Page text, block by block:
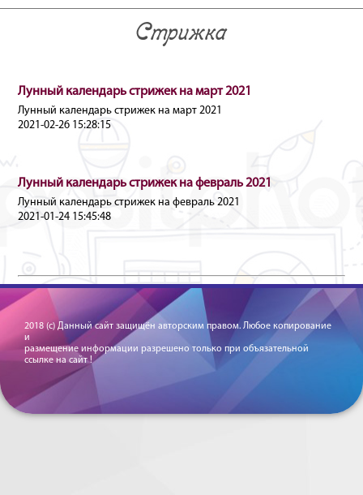
Стрижка
Лунный календарь стрижек на март 2021
Лунный календарь стрижек на март 2021
2021-02-26 15:28:15
Лунный календарь стрижек на февраль 2021
Лунный календарь стрижек на февраль 2021
2021-01-24 15:45:48
2018 (c) Данный сайт защищён авторским правом. Любое копирование
и
размещение информации разрешено только при объязательной
ссылке на сайт !